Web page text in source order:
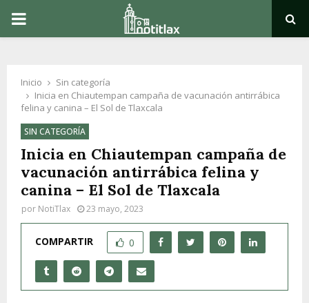
PRIMARY
Inicio
Sin categoría
Inicia en Chiautempan campaña de vacunación antirrábica
felina y canina – El Sol de Tlaxcala
SIN CATEGORÍA
Inicia en Chiautempan campaña de
vacunación antirrábica felina y
canina – El Sol de Tlaxcala
por NotiTlax 23 mayo, 2023
COMPARTIR 0